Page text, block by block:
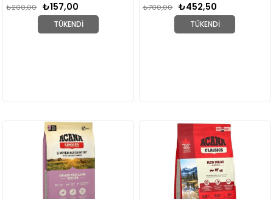
TÜKENDI
₺157,00
₺200,00
TÜKENDI
₺452,50
₺700,00